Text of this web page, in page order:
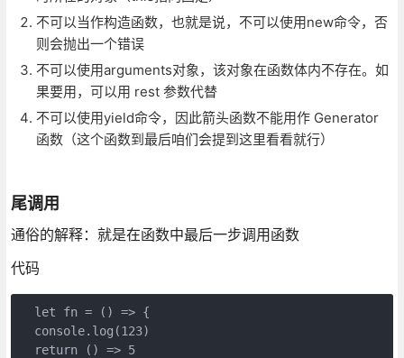
不可以当作构造函数，也就是说，不可以使用new命令，否
则会抛出一个错误
不可以使用arguments对象，该对象在函数体内不存在。如
果要用，可以用 rest 参数代替
不可以使用yield命令，因此箭头函数不能用作 Generator
函数（这个函数到最后咱们会提到这里看看就行）
尾调用
通俗的解释：就是在函数中最后一步调用函数
代码
let fn = () => {
console.log(123)
return
() => 5